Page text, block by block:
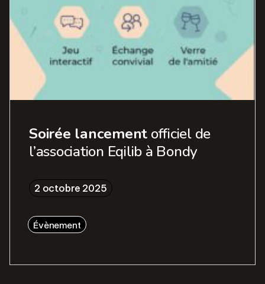
Soirée lancement officiel de
l’association Eqilib à Bondy
2 octobre 2025
Évènement